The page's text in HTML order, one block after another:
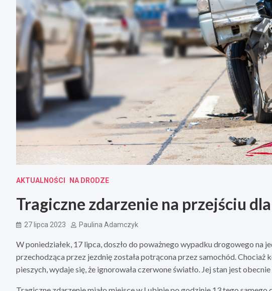
AKTUALNOŚCI NA DRODZE
Tragiczne zdarzenie na przejściu
27 lipca 2023 Paulina Adamczyk
W poniedziałek, 17 lipca, doszło do poważnego wypadku drogowego na
przechodząca przez jezdnię została potrącona przez samochód. Chociaż
pieszych, wydaje się, że ignorowała czerwone światło. Jej stan jest